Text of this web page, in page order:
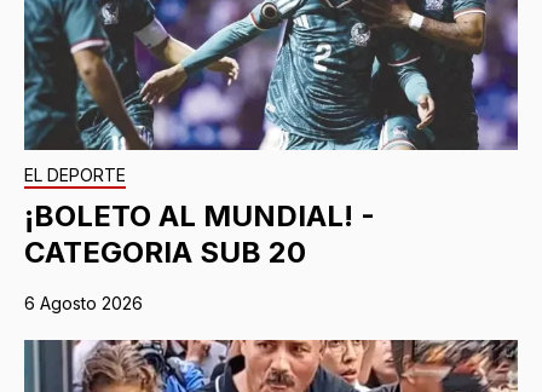
EL DEPORTE
¡BOLETO AL MUNDIAL! -
CATEGORIA SUB 20
6 Agosto 2026